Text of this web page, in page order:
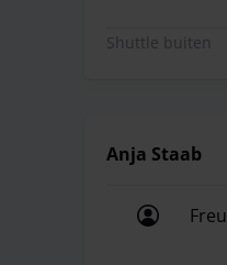
Shuttle buiten
Anja Staab